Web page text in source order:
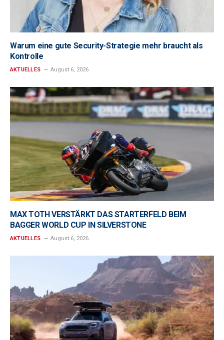
Warum eine gute Security-Strategie mehr braucht als
Kontrolle
AKTUELLES August 6, 2026
MAX TOTH VERSTÄRKT DAS STARTERFELD BEIM
BAGGER WORLD CUP IN SILVERSTONE
AKTUELLES August 6, 2026